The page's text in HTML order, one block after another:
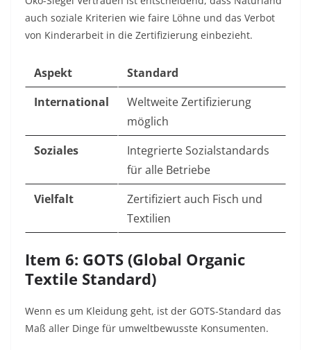
auch soziale Kriterien wie faire Löhne und das Verbot
von Kinderarbeit in die Zertifizierung einbezieht.
Aspekt
Standard
International
Weltweite Zertifizierung
möglich
Soziales
Integrierte Sozialstandards
für alle Betriebe
Vielfalt
Zertifiziert auch Fisch und
Textilien
Item 6: GOTS (Global Organic
Textile Standard)
Wenn es um Kleidung geht, ist der GOTS-Standard das
Maß aller Dinge für umweltbewusste Konsumenten.